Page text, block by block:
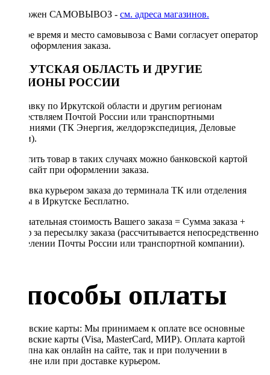
Возможен САМОВЫВОЗ - см. адреса магазинов.
Точное время и место самовывоза с Вами согласует оператор
после оформления заказа.
ИРКУТСКАЯ ОБЛАСТЬ И ДРУГИЕ
РЕГИОНЫ РОССИИ
Отправку по Иркутской области и другим регионам
осуществляем Почтой России или транспортными
компаниями (ТК Энергия, желдорэкспедиция, Деловые
линии).
Оплатить товар в таких случаях можно банковской картой
через сайт при оформлении заказа.
Доставка курьером заказа до терминала ТК или отделения
Почты в Иркутске Бесплатно.
Окончательная стоимость Вашего заказа = Сумма заказа +
Тариф за пересылку заказа (рассчитывается непосредственно
в отделении Почты России или транспортной компании).
Способы оплаты
Банковские карты: Мы принимаем к оплате все основные
банковские карты (Visa, MasterCard, МИР). Оплата картой
доступна как онлайн на сайте, так и при получении в
магазине или при доставке курьером.